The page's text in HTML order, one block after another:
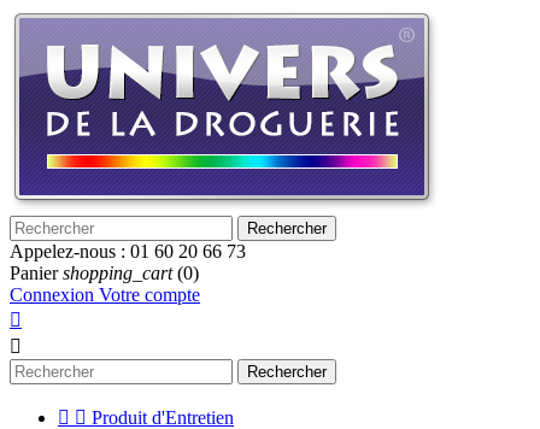
Rechercher
Appelez-nous : 01 60 20 66 73
Panier shopping_cart (0)
Connexion Votre compte


Rechercher
  Produit d'Entretien